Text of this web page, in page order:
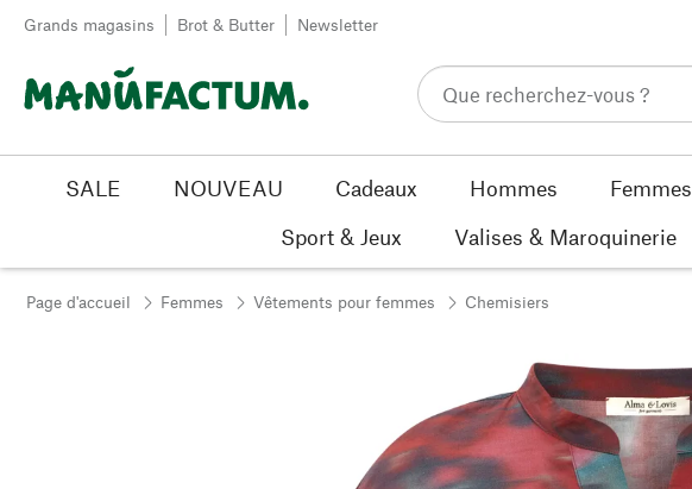
Passer au contenu
Grands magasins Brot & Butter Newsletter
SALE NOUVEAU Cadeaux Hommes Femmes
Sport & Jeux
Valises & Maroquinerie
Page d'accueil Femmes Vêtements pour femmes Chemisiers